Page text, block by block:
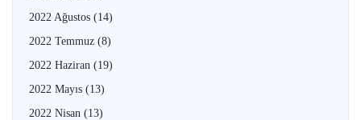
2022 Ağustos (14)
2022 Temmuz (8)
2022 Haziran (19)
2022 Mayıs (13)
2022 Nisan (13)